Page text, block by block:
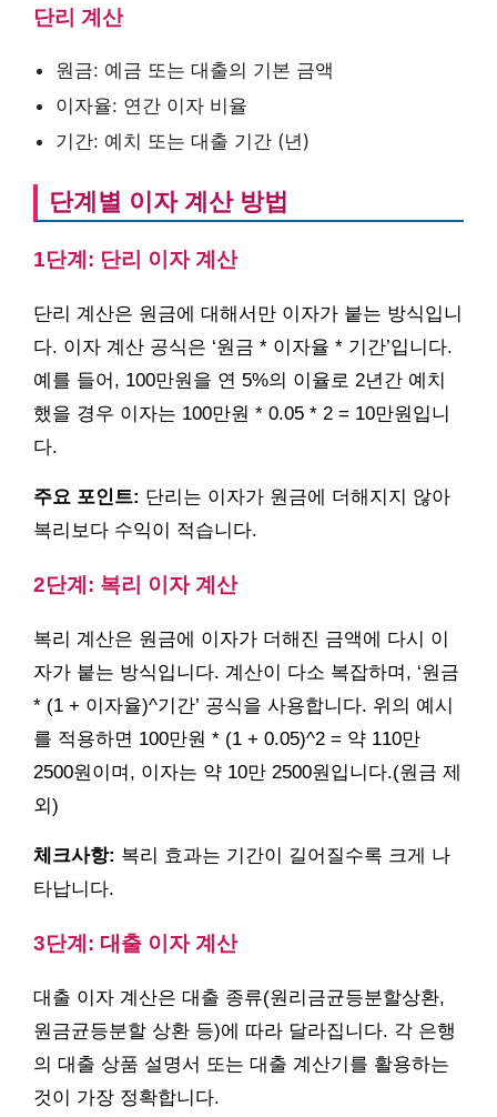
단리 계산
원금: 예금 또는 대출의 기본 금액
이자율: 연간 이자 비율
기간: 예치 또는 대출 기간 (년)
단계별 이자 계산 방법
1단계: 단리 이자 계산
단리 계산은 원금에 대해서만 이자가 붙는 방식입니
다. 이자 계산 공식은 ‘원금 * 이자율 * 기간’입니다.
예를 들어, 100만원을 연 5%의 이율로 2년간 예치
했을 경우 이자는 100만원 * 0.05 * 2 = 10만원입니
다.
주요 포인트: 단리는 이자가 원금에 더해지지 않아
복리보다 수익이 적습니다.
2단계: 복리 이자 계산
복리 계산은 원금에 이자가 더해진 금액에 다시 이
자가 붙는 방식입니다. 계산이 다소 복잡하며, ‘원금
* (1 + 이자율)^기간’ 공식을 사용합니다. 위의 예시
를 적용하면 100만원 * (1 + 0.05)^2 = 약 110만
2500원이며, 이자는 약 10만 2500원입니다.(원금 제
외)
체크사항: 복리 효과는 기간이 길어질수록 크게 나
타납니다.
3단계: 대출 이자 계산
대출 이자 계산은 대출 종류(원리금균등분할상환,
원금균등분할 상환 등)에 따라 달라집니다. 각 은행
의 대출 상품 설명서 또는 대출 계산기를 활용하는
것이 가장 정확합니다.